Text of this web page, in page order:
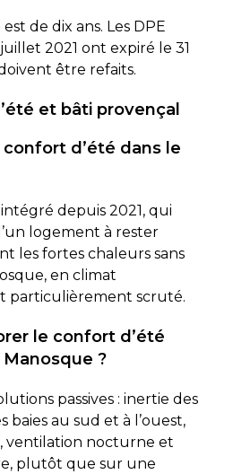
de dix ans. Les DPE
2021 ont expiré le 31
être refaits.
et bâti provençal
confort d’été dans le
depuis 2021, qui
logement à rester
les fortes chaleurs sans
en climat
particulièrement scruté.
le confort d’été
?
passives : inertie des
baies au sud et à l’ouest,
ventilation nocturne et
plutôt que sur une